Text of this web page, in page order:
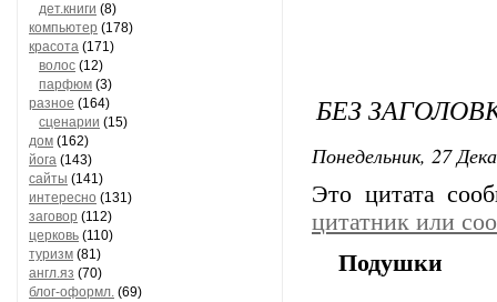
дет.книги (8)
компьютер (178)
красота (171)
волос (12)
парфюм (3)
разное (164)
сценарии (15)
дом (162)
йога (143)
сайты (141)
интересно (131)
заговор (112)
церковь (110)
туризм (81)
англ.яз (70)
блог-оформл. (69)
БЕЗ
Понедельник, 27
Это цитата
цитатник или
Подушки